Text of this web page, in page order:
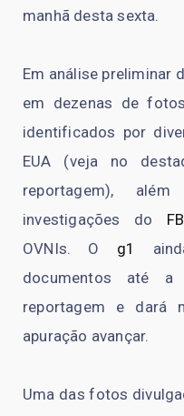
manhã desta sexta.
Em análise preliminar
em dezenas de
identificados por
EUA (veja no
reportagem),
investigações do
OVNIs. O g1
documentos até a
reportagem e dará
apuração avançar.
Uma das fotos